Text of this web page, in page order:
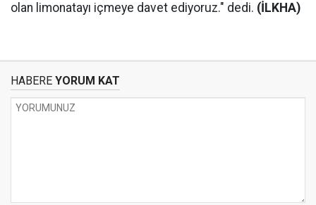
olan limonatayı içmeye davet ediyoruz." dedi. (İLKHA)
HABERE YORUM KAT